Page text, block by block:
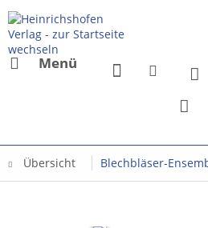
Menü
Übersicht Blechbläser-